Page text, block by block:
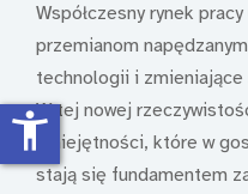
Współczesny rynek
przemianom
technologii i zmieniające
W tej nowej
umiejętności, które w
stają się fundamentem
accessibility_new